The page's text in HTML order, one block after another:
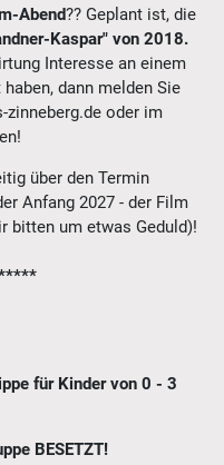
Abend?? Geplant ist, die
Kaspar" von 2018.
Interesse an einem
dann melden Sie
oder im
über den Termin
Anfang 2027 - der Film
bitten um etwas Geduld)!
für Kinder von 0 - 3
BESETZT!